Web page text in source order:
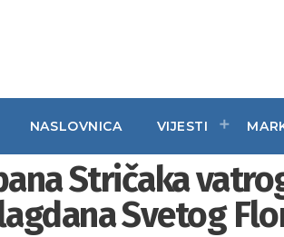
NASLOVNICA VIJESTI
Stričaka
Svetog